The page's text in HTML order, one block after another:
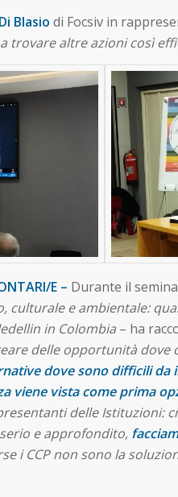
Blasio di Focsiv in
trovare altre azioni così
E – Durante il
culturale e ambientale:
in Colombia – ha
delle opportunità
dove sono difficili da
vista come prima
delle Istituzioni:
e approfondito,
i CCP non sono la